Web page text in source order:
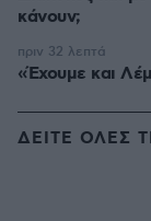
κάνουν;
«Έχουμε και
πριν 32 λεπτά
ΔΕΙΤΕ ΟΛΕΣ